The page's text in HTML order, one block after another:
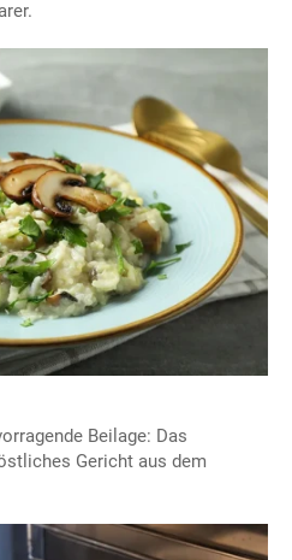
Beilage: Das
Gericht aus dem